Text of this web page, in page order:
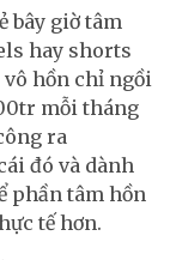
bây giờ tâm
hay shorts
hồn chỉ ngồi
mỗi tháng
ra
đó và dành
phần tâm hồn
tế hơn.